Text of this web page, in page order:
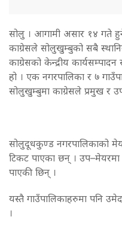
सोलु । आगामी असार १४ गते हुने
काग्रेसले सोलुखुम्बुको सबै
काग्रेसको केन्द्रीय
हो । एक नगरपालिका र ७
सोलुखुम्बुमा काग्रेसले प्रमुख र
सोलुदूधकुण्ड नगरपालिकाको
टिकट पाएका छन् । उप–मेयरमा
पाएकी छिन् ।
यस्तै गाउँपालिकाहरुमा पनि
।